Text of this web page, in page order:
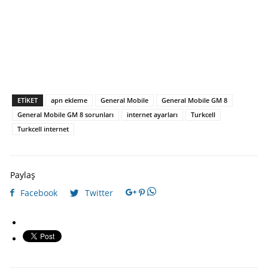
ETIKET apn ekleme General Mobile
General Mobile GM 8
General Mobile GM 8 sorunları
internet ayarları
Turkcell
Turkcell internet
Paylaş
Facebook
Twitter